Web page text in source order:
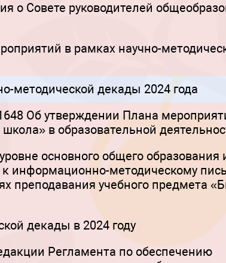
о Совете руководителей
в рамках научно-
методической декады 2024 года
Об утверждении Плана
в образовательной
основного общего образования
к информационно-методическому
преподавания учебного предмета
декады в 2024 году
Регламента по обеспечению